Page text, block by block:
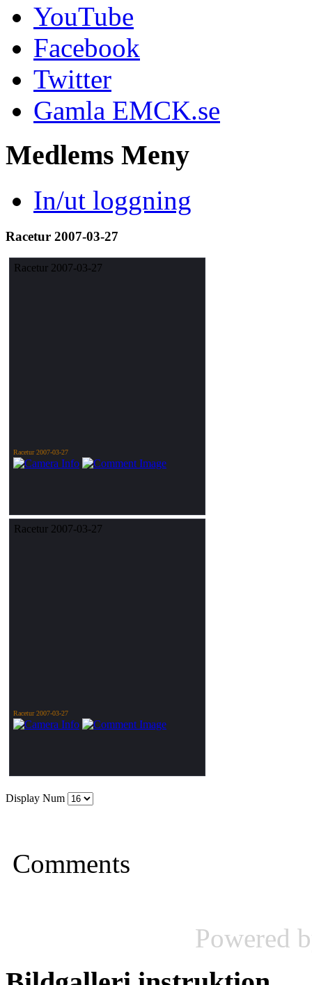
YouTube
Facebook
Twitter
Gamla EMCK.se
Medlems Meny
In/ut loggning
Racetur 2007-03-27
Racetur 2007-03-27
Racetur 2007-03-27
Racetur 2007-03-27
Racetur 2007-03-27
Display Num
Comments
Powered